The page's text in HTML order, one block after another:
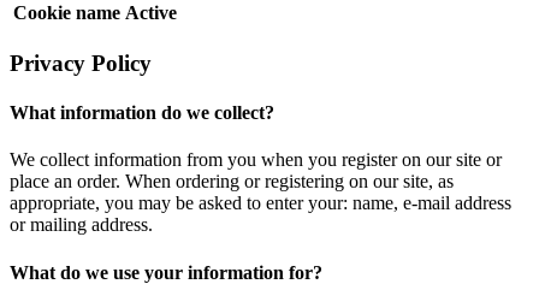
Cookie name Active
Privacy Policy
What information do we collect?
We collect information from you when you register on our site or
place an order. When ordering or registering on our site, as
appropriate, you may be asked to enter your: name, e-mail address
or mailing address.
What do we use your information for?